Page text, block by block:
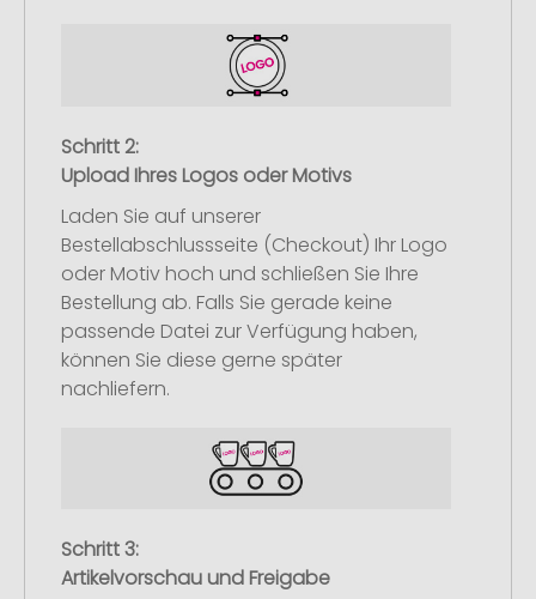
Schritt 2:
Upload Ihres Logos oder Motivs
Laden Sie auf unserer
Bestellabschlussseite (Checkout) Ihr Logo
oder Motiv hoch und schließen Sie Ihre
Bestellung ab. Falls Sie gerade keine
passende Datei zur Verfügung haben,
können Sie diese gerne später
nachliefern.
Schritt 3:
Artikelvorschau und Freigabe